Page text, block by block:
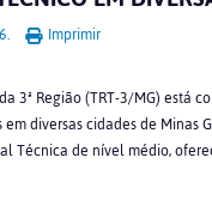
Imprimir
3ª Região (TRT-3/MG) está
diversas cidades de Minas
Técnica de nível médio,